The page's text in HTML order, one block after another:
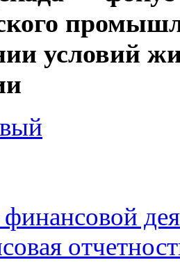
условий